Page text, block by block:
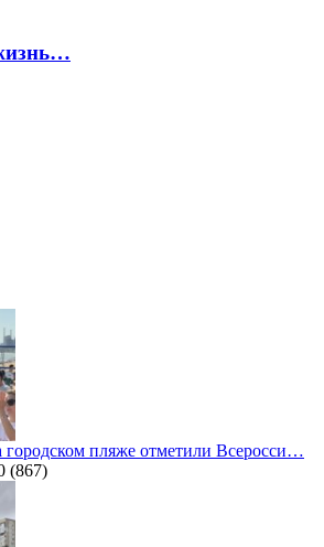
городском пляже отметили Всеросси…
(867)